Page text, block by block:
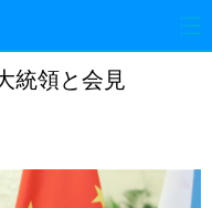
経済
写真
統領と会見